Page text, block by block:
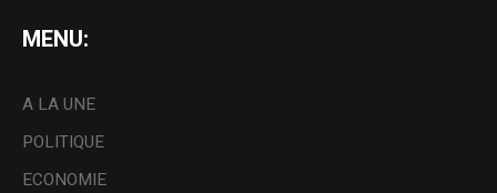
MENU:
A LA UNE
POLITIQUE
ECONOMIE